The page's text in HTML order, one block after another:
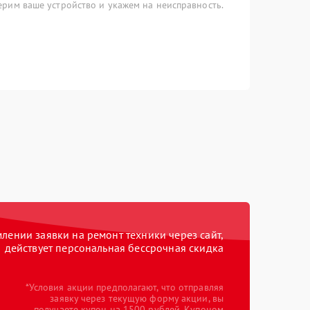
ваше устройство и укажем на неисправность.
заявки на ремонт техники через сайт,
действует персональная бессрочная скидка
*Условия акции предполагают, что отправляя
заявку через текущую форму акции, вы